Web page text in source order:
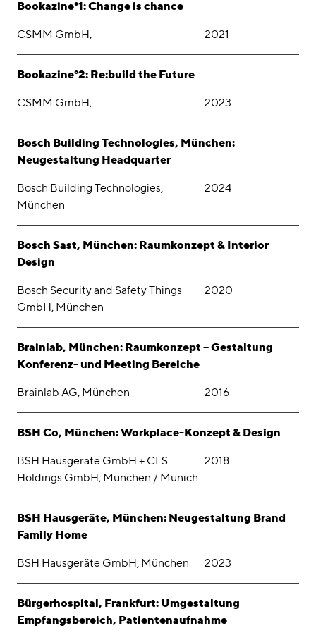
Bookazine°1: Change is chance
CSMM GmbH, 2021
Bookazine°2: Re:build the Future
CSMM GmbH, 2023
Bosch Building Technologies, München:
Neugestaltung Headquarter
Bosch Building Technologies,
München
2024
Bosch Sast, München: Raumkonzept & Interior
Design
Bosch Security and Safety Things
GmbH, München
2020
Brainlab, München: Raumkonzept – Gestaltung
Konferenz- und Meeting Bereiche
Brainlab AG, München 2016
BSH Co, München: Workplace-Konzept & Design
BSH Hausgeräte GmbH + CLS
Holdings GmbH, München / Munich
2018
BSH Hausgeräte, München: Neugestaltung Brand
Family Home
BSH Hausgeräte GmbH, München 2023
Bürgerhospital, Frankfurt: Umgestaltung
Empfangsbereich, Patientenaufnahme